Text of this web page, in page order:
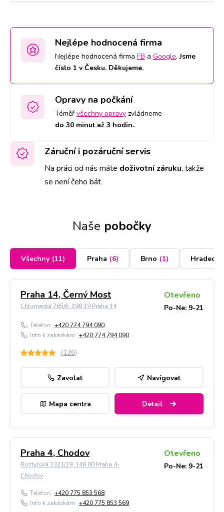
Nejlépe hodnocená firma
Nejlépe hodnocená firma FB a Google.Jsme
číslo 1 v Česku. Děkujeme.
Opravy na počkání
Téměř všechny opravy zvládneme
do 30 minut až 3 hodin..
Záruční i pozáruční servis
Na práci od nás máte doživotní záruku, takže
se není čeho bát.
Naše pobočky
Všechny (11) Praha (6) Brno (1) Hradec
Praha 14, Černý Most
Chlumecká 765/6, 198 19 Praha 14
Otevřeno
Po-Ne: 9-21
Telefon: +420 774 794 090
Info k zakázkám: +420 774 794 090
(126)
Zavolat Navigovat
Mapa centra Detail
Praha 4, Chodov
Roztylská 2321/19, 148 00 Praha 4-
Chodov
Otevřeno
Po-Ne: 9-21
Telefon: +420 775 853 568
Info k zakázkám: +420 775 853 569